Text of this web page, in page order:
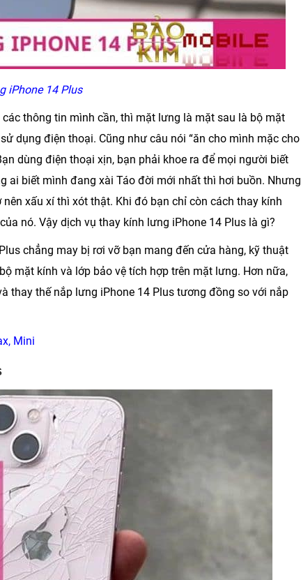
iPhone 14 Plus
thông tin mình cần, thì mặt lưng là mặt sau là bộ mặt
dụng điện thoại. Cũng như câu nói “ăn cho mình mặc cho
dùng điện thoại xịn, bạn phải khoe ra để mọi người biết
ai biết mình đang xài Táo đời mới nhất thì hơi buồn. Nhưng
xấu xí thì xót thật. Khi đó bạn chỉ còn cách thay kính
nó. Vậy dịch vụ thay kính lưng iPhone 14 Plus là gì?
chẳng may bị rơi vỡ bạn mang đến cửa hàng, kỹ thuật
mặt kính và lớp bảo vệ tích hợp trên mặt lưng. Hơn nữa,
thay thế nắp lưng iPhone 14 Plus tương đồng so với nắp
Mini